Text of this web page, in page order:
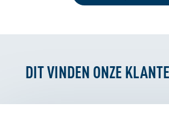
DIT VINDEN ONZE